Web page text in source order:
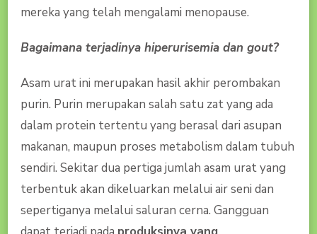
mereka yang telah mengalami menopause.
Bagaimana terjadinya hiperurisemia dan gout?
Asam urat ini merupakan hasil akhir perombakan
purin. Purin merupakan salah satu zat yang ada
dalam protein tertentu yang berasal dari asupan
makanan, maupun proses metabolism dalam tubuh
sendiri. Sekitar dua pertiga jumlah asam urat yang
terbentuk akan dikeluarkan melalui air seni dan
sepertiganya melalui saluran cerna. Gangguan